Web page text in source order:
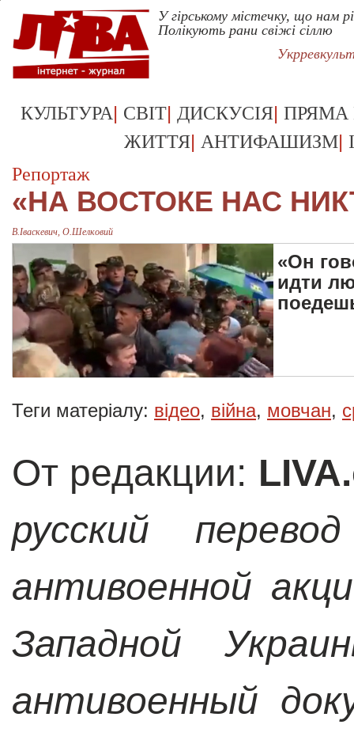
У гірському містечку, що нам
Полікують рани свіжі сіллю
КУЛЬТУРА| СВІТ| ДИСКУСІЯ| ПРЯМА
ЖИТТЯ| АНТИФАШИЗМ|
Репортаж
«НА ВОСТОКЕ НАС
В.Іваскевич, О.Шелковий
«Он
идти
Теги матеріалу: відео, війна, мовчан,
От редакции:
русский
антивоенной
Западной
антивоенный